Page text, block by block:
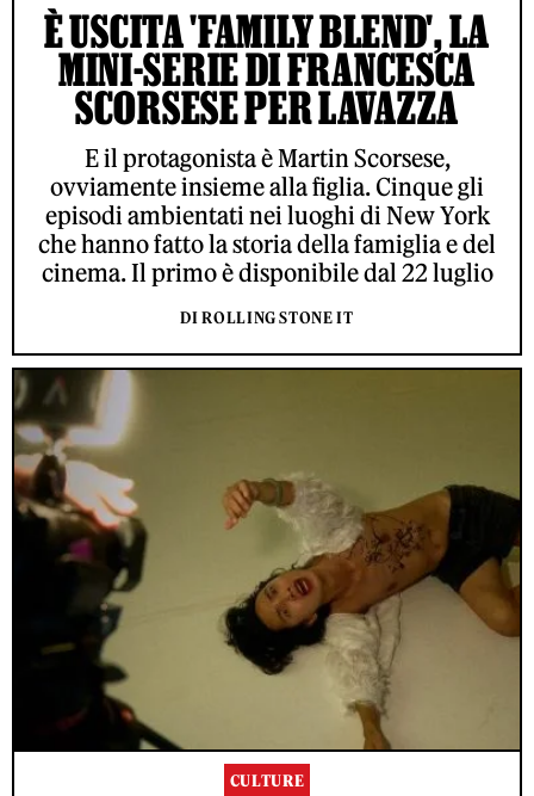
È USCITA 'FAMILY BLEND', LA
MINI-SERIE DI FRANCESCA
SCORSESE PER LAVAZZA
E il protagonista è Martin Scorsese,
ovviamente insieme alla figlia. Cinque gli
episodi ambientati nei luoghi di New York
che hanno fatto la storia della famiglia e del
cinema. Il primo è disponibile dal 22 luglio
DI ROLLING STONE IT
CULTURE